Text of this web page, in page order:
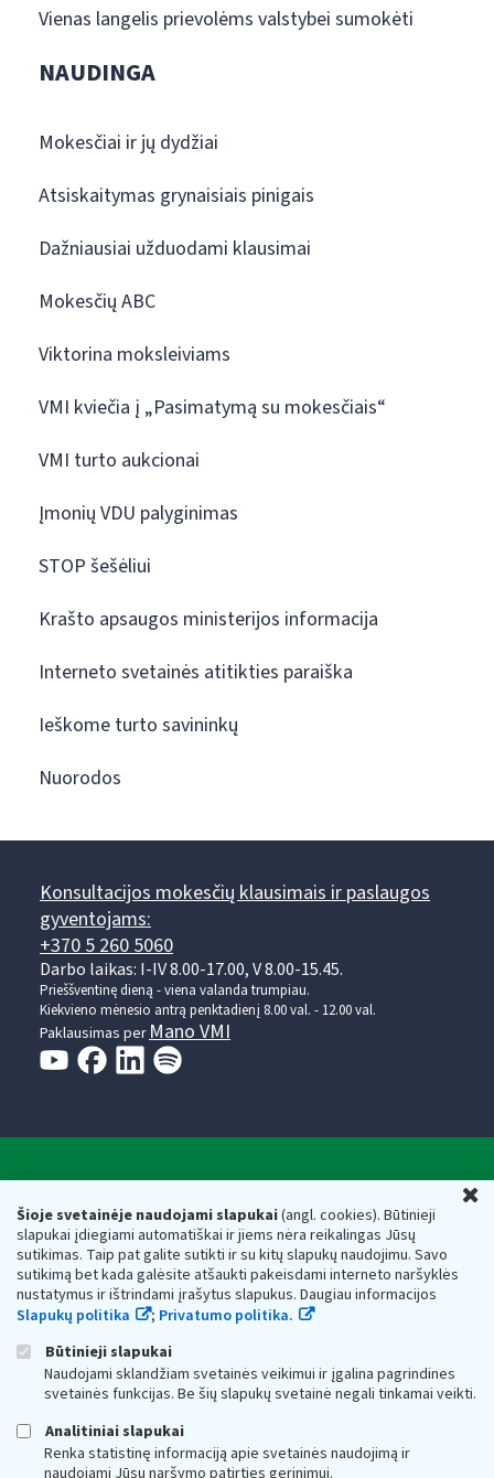
Šioje svetainėje naudojami slapukai(angl. cookies). Būtinieji
slapukai įdiegiami automatiškai ir jiems nėra reikalingas Jūsų
sutikimas. Taip pat galite sutikti ir su kitų slapukų naudojimu. Savo
sutikimą bet kada galėsite atšaukti pakeisdami interneto naršyklės
nustatymus ir ištrindami įrašytus slapukus. Daugiau informacijos
Slapukų politika
; Privatumo politika.
Būtinieji slapukai
Naudojami sklandžiam svetainės veikimui ir įgalina pagrindines
svetainės funkcijas. Be šių slapukų svetainė negali tinkamai veikti.
Analitiniai slapukai
Renka statistinę informaciją apie svetainės naudojimą ir
naudojami Jūsų naršymo patirties gerinimui.
Vienas langelis prievolėms valstybei sumokėti
NAUDINGA
Mokesčiai ir jų dydžiai
Atsiskaitymas grynaisiais pinigais
Dažniausiai užduodami klausimai
Mokesčių ABC
Viktorina moksleiviams
VMI kviečia į „Pasimatymą su mokesčiais“
VMI turto aukcionai
Įmonių VDU palyginimas
STOP šešėliui
Krašto apsaugos ministerijos informacija
Interneto svetainės atitikties paraiška
Ieškome turto savininkų
Nuorodos
Konsultacijos mokesčių klausimais ir paslaugos
gyventojams:
+370 5 260 5060
Darbo laikas: I-IV 8.00-17.00, V 8.00-15.45.
Prieššventinę dieną - viena valanda trumpiau.
Kiekvieno mėnesio antrą penktadienį 8.00 val. - 12.00 val.
Paklausimas per Mano VMI
Respublikos finansų ministerijos
Biudžetinė įstaiga. Juridinio asmens kodas — 188659752,
adresas: Vasario 16-osios g. 14, 01107 Vilnius, Lietuva, el.paštas:
vmi@vmi.lt, E. pristatymo dėžutės adresas 188659752
Duomenys apie Valstybinę mokesčių inspekciją prie Lietuvos
Respublikos finansų ministerijos kaupiami ir saugomi Juridinių